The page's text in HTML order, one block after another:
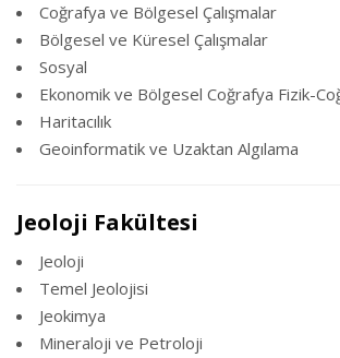
Coğrafya ve Bölgesel Çalışmalar
Bölgesel ve Küresel Çalışmalar
Sosyal
Ekonomik ve Bölgesel Coğrafya Fizik-
Haritacılık
Geoinformatik ve Uzaktan Algılama
Jeoloji Fakültesi
Jeoloji
Temel Jeolojisi
Jeokimya
Mineraloji ve Petroloji